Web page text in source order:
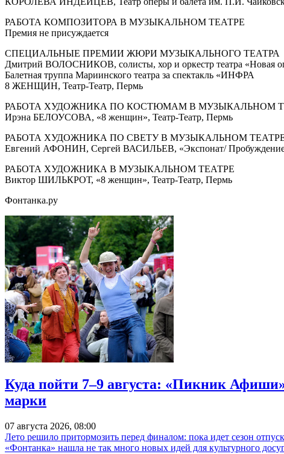
РАБОТА КОМПОЗИТОРА В МУЗЫКАЛЬНОМ ТЕАТРЕ
Премия не присуждается
СПЕЦИАЛЬНЫЕ ПРЕМИИ ЖЮРИ МУЗЫКАЛЬНОГО ТЕАТРА
Дмитрий ВОЛОСНИКОВ, cолисты, хор и оркестр театра «Новая
Балетная труппа Мариинского театра за спектакль «ИНФРА
8 ЖЕНЩИН, Театр-Театр, Пермь
РАБОТА ХУДОЖНИКА ПО КОСТЮМАМ В МУЗЫКАЛЬНОМ
Ирэна БЕЛОУСОВА, «8 женщин», Театр-Театр, Пермь
РАБОТА ХУДОЖНИКА ПО СВЕТУ В МУЗЫКАЛЬНОМ
Евгений АФОНИН, Сергей ВАСИЛЬЕВ, «Экспонат/
РАБОТА ХУДОЖНИКА В МУЗЫКАЛЬНОМ ТЕАТРЕ
Виктор ШИЛЬКРОТ, «8 женщин», Театр-Театр, Пермь
Фонтанка.ру
Куда пойти 7–9 августа: «Пикник
марки
07 августа 2026, 08:00
Лето решило притормозить перед финалом: пока идет сезон
«Фонтанка» нашла не так много новых идей для культурного